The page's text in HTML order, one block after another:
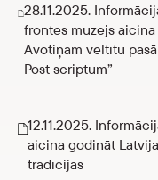
28.11.2025.
frontes muzejs
Avotiņam veltītu
Post scriptum”
12.11.2025.
aicina godināt
tradīcijas